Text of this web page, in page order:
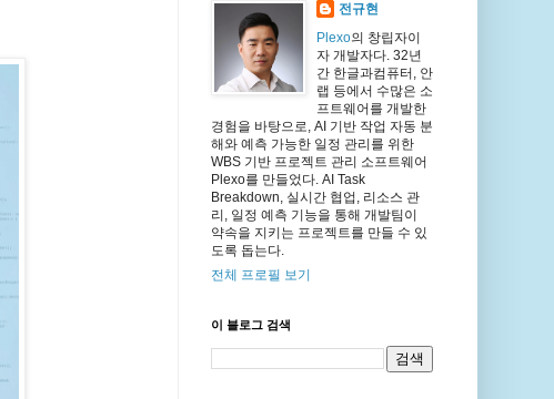
전규현
Plexo의 창립자이
자 개발자다. 32년
간 한글과컴퓨터, 안
랩 등에서 수많은 소
프트웨어를 개발한
경험을 바탕으로, AI 기반 작업 자동 분
해와 예측 가능한 일정 관리를 위한
WBS 기반 프로젝트 관리 소프트웨어
Plexo를 만들었다. AI Task
Breakdown, 실시간 협업, 리소스 관
리, 일정 예측 기능을 통해 개발팀이
약속을 지키는 프로젝트를 만들 수 있
도록 돕는다.
전체 프로필 보기
이 블로그 검색